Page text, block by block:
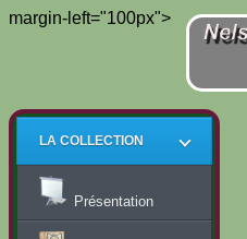
margin-left="100px">
LA COLLECTION
Présentation